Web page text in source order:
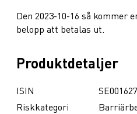
Den 2023-10-16 så kommer
belopp att betalas ut.
Produktdetaljer
ISIN
Riskkategori